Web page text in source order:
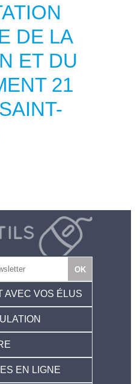
DE LA
ET DU
21
AVEC VOS ÉLUS
EN LIGNE